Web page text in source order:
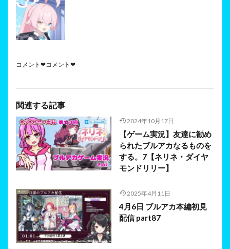
コメント❤コメント❤
関連する記事
2024年10月17日
【ゲーム実況】友達に勧め
られたブルアカなるものを
する。7【ネリネ・ダイヤ
モンドリリー】
2025年4月11日
4月6日 ブルアカ本編初見
配信 part87